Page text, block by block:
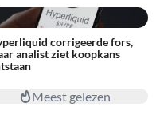
corrigeerde fors,
analist ziet koopkans
Meest gelezen